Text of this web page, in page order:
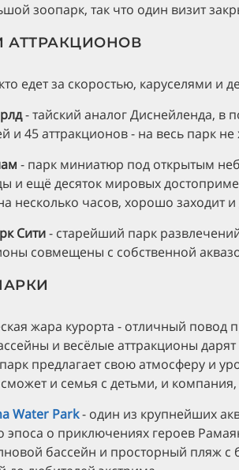
зоопарк, так что один визит
АТТРАКЦИОНОВ
едет за скоростью, каруселями и
- тайский аналог Диснейленда, в
и 45 аттракционов - на весь парк не
- парк миниатюр под открытым
и ещё десяток мировых
несколько часов, хорошо заходит
Сити- старейший парк
совмещены с собственной
жара курорта - отличный повод
и весёлые аттракционы
предлагает свою атмосферу и
и семья с детьми, и
Water Park- один из крупнейших
эпоса о приключениях героев
бассейн и просторный пляж